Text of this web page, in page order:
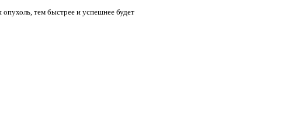
тем быстрее и успешнее будет